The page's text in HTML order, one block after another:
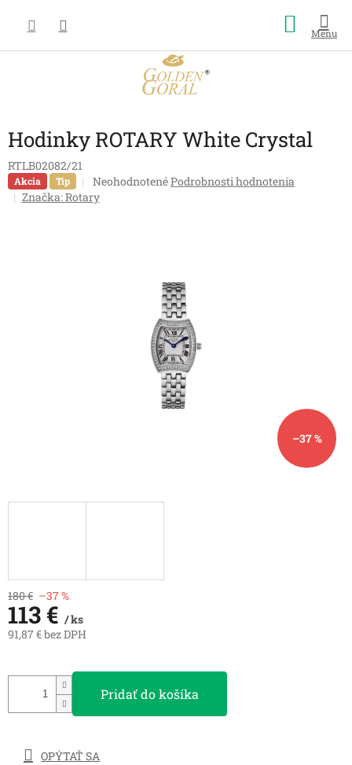
obsah
košík
Hodinky ROTARY White Crystal
RTLB02082/21
Akcia Tip
Priemerné
hodnotenie
NeohodnotenéPodrobnosti hodnotenia
Značka:Rotary
–37 %
180 € –37 %
113 € / ks
91,87 € bez DPH
Pridať do košíka
OPÝTAŤ SA